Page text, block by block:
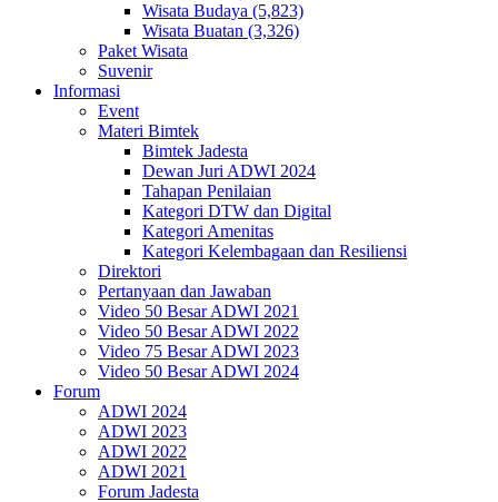
Wisata Budaya (5,823)
Wisata Buatan (3,326)
Paket Wisata
Suvenir
Informasi
Event
Materi Bimtek
Bimtek Jadesta
Dewan Juri ADWI 2024
Tahapan Penilaian
Kategori DTW dan Digital
Kategori Amenitas
Kategori Kelembagaan dan Resiliensi
Direktori
Pertanyaan dan Jawaban
Video 50 Besar ADWI 2021
Video 50 Besar ADWI 2022
Video 75 Besar ADWI 2023
Video 50 Besar ADWI 2024
Forum
ADWI 2024
ADWI 2023
ADWI 2022
ADWI 2021
Forum Jadesta